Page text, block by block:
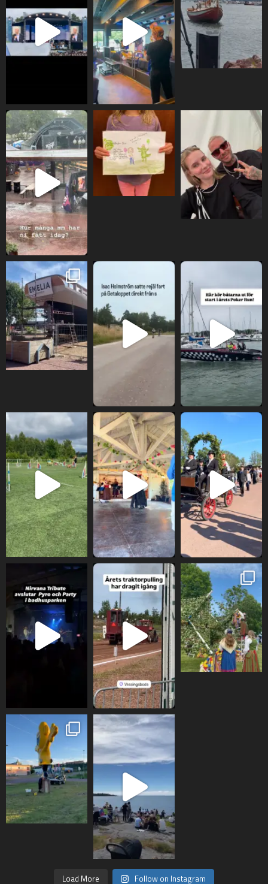
Load More Follow on Instagram